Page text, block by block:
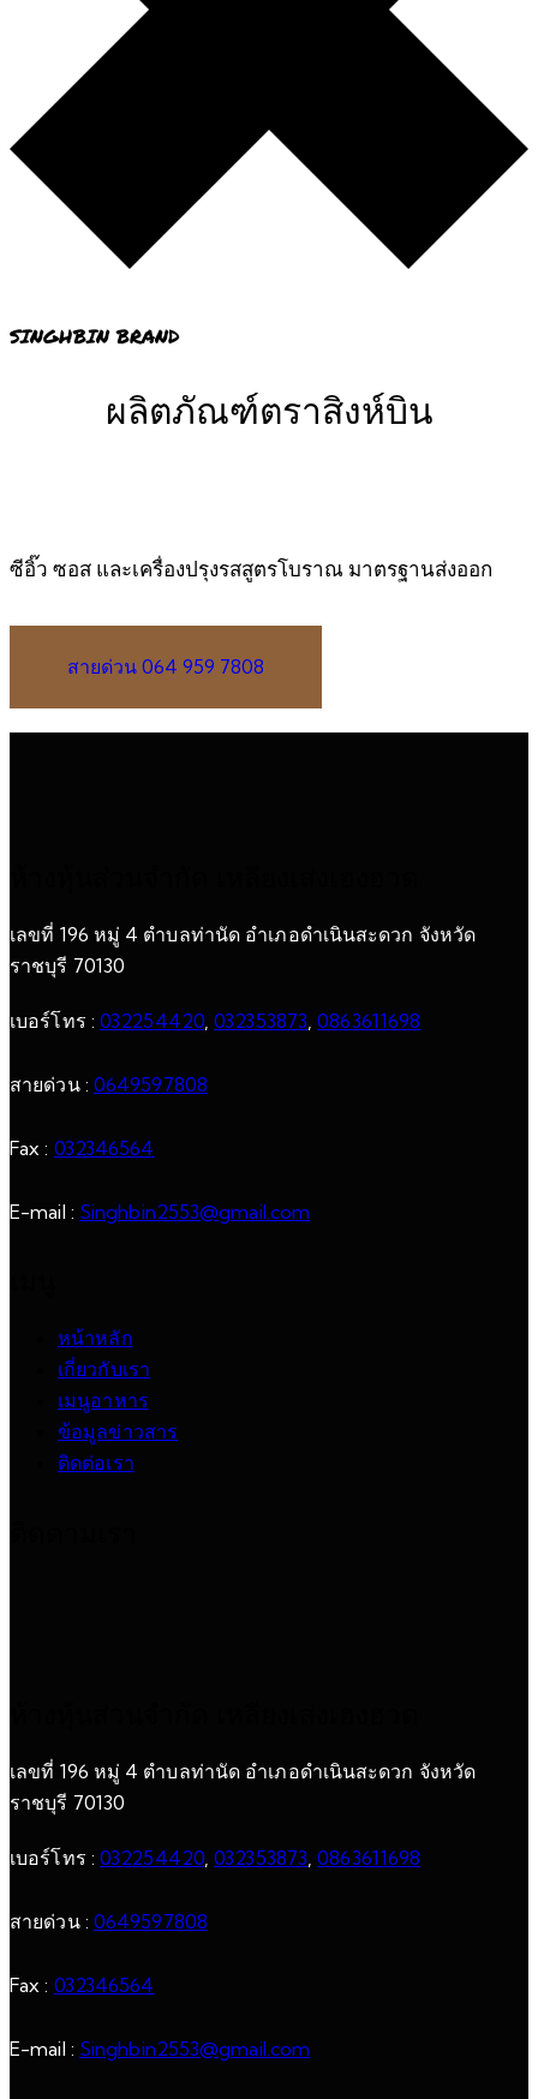
SINGHBIN BRAND
ผลิตภัณฑ์ตราสิงห์บิน
ซีอิ๊ว ซอส และเครื่องปรุงรสสูตรโบราณ มาตรฐานส่งออก
สายด่วน 064 959 7808
เลขที่ 196 หมู่ 4 ตำบลท่านัด อำเภอดำเนินสะดวก จังหวัด
ราชบุรี 70130
เบอร์โทร : 032254420,032353873,0863611698
สายด่วน : 0649597808
Fax : 032346564
E-mail : Singhbin2553@gmail.com
หน้าหลัก
เกี่ยวกับเรา
เมนูอาหาร
ข้อมูลข่าวสาร
ติดต่อเรา
เลขที่ 196 หมู่ 4 ตำบลท่านัด อำเภอดำเนินสะดวก จังหวัด
ราชบุรี 70130
เบอร์โทร : 032254420,032353873,0863611698
สายด่วน : 0649597808
Fax : 032346564
E-mail : Singhbin2553@gmail.com